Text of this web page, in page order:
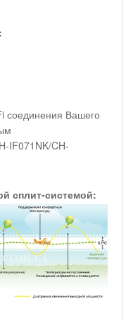
соединения Вашего
IF071NK/CH-
сплит-системой: